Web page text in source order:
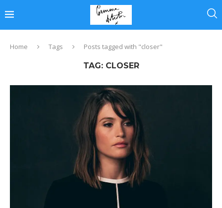
Home Tags Posts tagged with "closer"
TAG: CLOSER